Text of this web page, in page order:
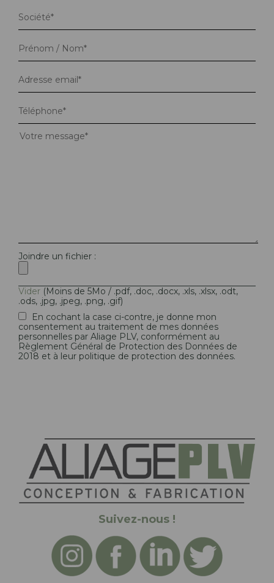
Joindre un fichier :
Vider (Moins de 5Mo / .pdf, .doc, .docx, .xls, .xlsx, .odt,
.ods, .jpg, .jpeg, .png, .gif)
En cochant la case ci-contre, je donne mon
consentement au traitement de mes données
personnelles par Aliage PLV, conformément au
Règlement Général de Protection des Données de
2018 et à leur politique de protection des données.
Suivez-nous !